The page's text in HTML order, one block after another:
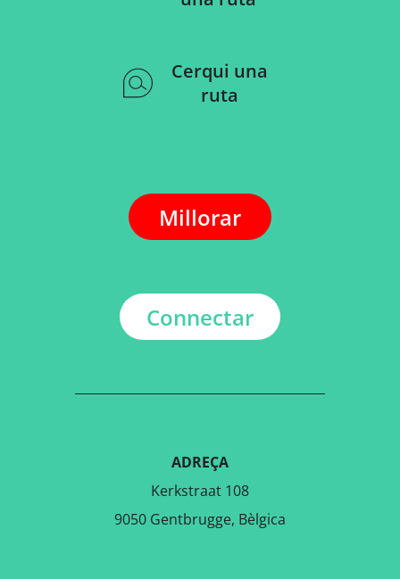
Cerqui una
ruta
Millorar
Connectar
ADREÇA
Kerkstraat 108
9050 Gentbrugge, Bèlgica